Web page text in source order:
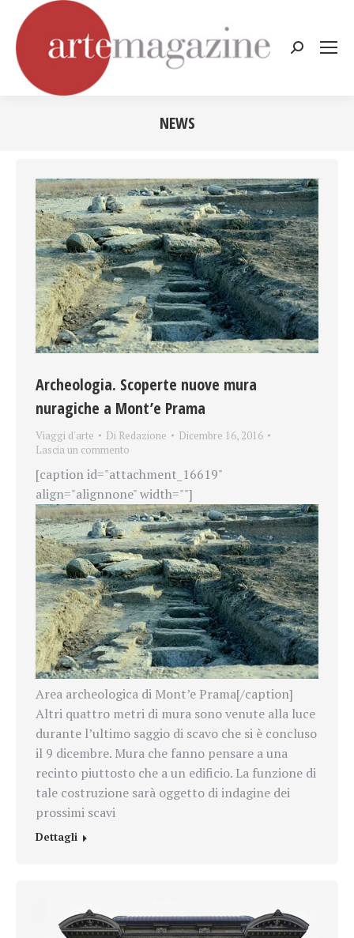
Cerca:
NEWS
Archeologia. Scoperte nuove mura
nuragiche a Mont’e Prama
Viaggi d'arte Di Redazione
Dicembre 16, 2016
Lascia un commento
[caption id="attachment_16619"
align="alignnone" width=""]
Area archeologica di Mont’e Prama[/caption]
Altri quattro metri di mura sono venute alla luce
durante l’ultimo saggio di scavo che si è concluso
il 9 dicembre. Mura che fanno pensare a una
recinto piuttosto che a un edificio. La funzione di
tale costruzione sarà oggetto di indagine dei
prossimi scavi
Dettagli